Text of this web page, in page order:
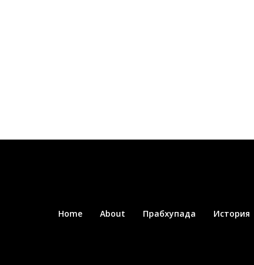
Home About Прабхупада История